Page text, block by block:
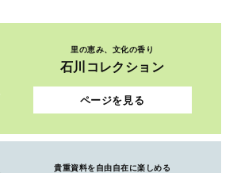
里の恵み、文化の香り
石川コレクション
ページを見る
貴重資料を自由自在に楽しめる